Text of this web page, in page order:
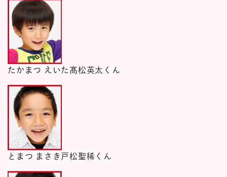
たかまつ えいた 髙松英太くん
とまつ まさき戸松聖稀くん